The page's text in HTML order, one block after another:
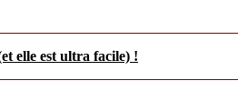
elle est ultra facile) !